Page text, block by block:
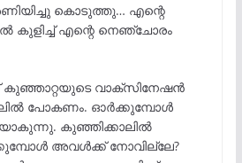
കൊടുത്തു… എന്റെ
കുളിച്ച് എന്റെ നെഞ്ചോരം
കുഞ്ഞാറ്റയുടെ വാക്‌സിനേഷൻ
പോകണം. ഓർക്കുമ്പോൾ
കുഞ്ഞിക്കാലിൽ
അവൾക്ക് നോവില്ലേ?